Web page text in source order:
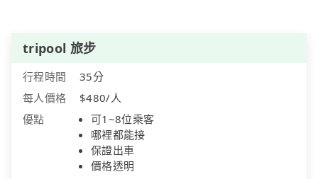
tripool 旅步
行程時間
35分
每人價格
$480/人
優點
可1~8位乘客
哪裡都能接
保證出車
價格透明